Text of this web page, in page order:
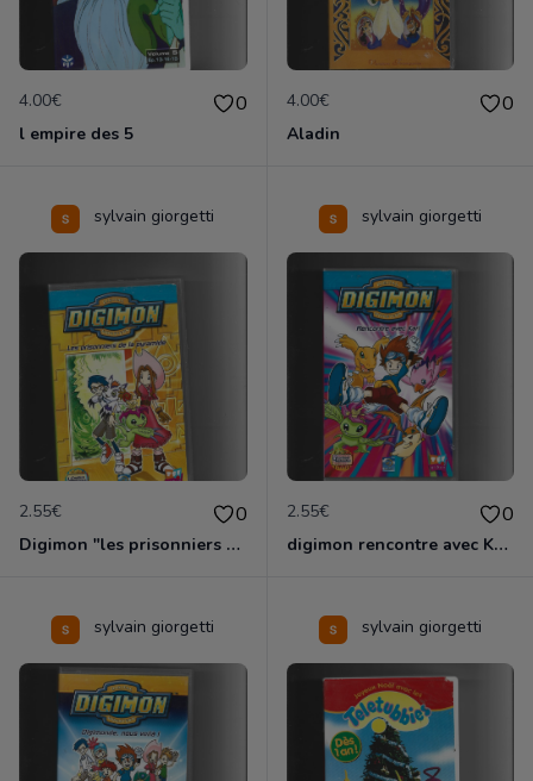
4.00€ 0
l empire des 5
4.00€ 0
Aladin
sylvain giorgetti
2.55€ 0
Digimon "les prisonniers de la pyramide"
sylvain giorgetti
2.55€ 0
digimon rencontre avec Kari
sylvain giorgetti sylvain giorgetti